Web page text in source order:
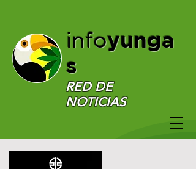
infoyunga
s
RED DE
NOTICIAS